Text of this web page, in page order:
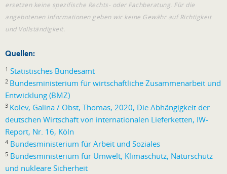
ersetzen keine spezifische Rechts- oder Fachberatung. Für die
angebotenen Informationen geben wir keine Gewähr auf Richtigkeit
und Vollständigkeit.
Quellen:
1 Statistisches Bundesamt
2 Bundesministerium für wirtschaftliche Zusammenarbeit und
Entwicklung (BMZ)
3 Kolev, Galina / Obst, Thomas, 2020, Die Abhängigkeit der
deutschen Wirtschaft von internationalen Lieferketten, IW-
Report, Nr. 16, Köln
4 Bundesministerium für Arbeit und Soziales
5 Bundesministerium für Umwelt, Klimaschutz, Naturschutz
und nukleare Sicherheit